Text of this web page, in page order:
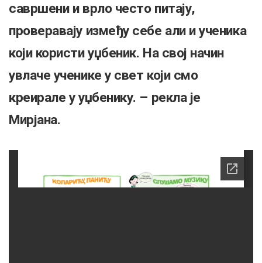
савршени и врло често питају,
проверавају између себе али и ученика
који користи уџбеник. На свој начин
увлаче ученике у свет који смо
креирале у уџбенику. – рекла је
Мирјана.